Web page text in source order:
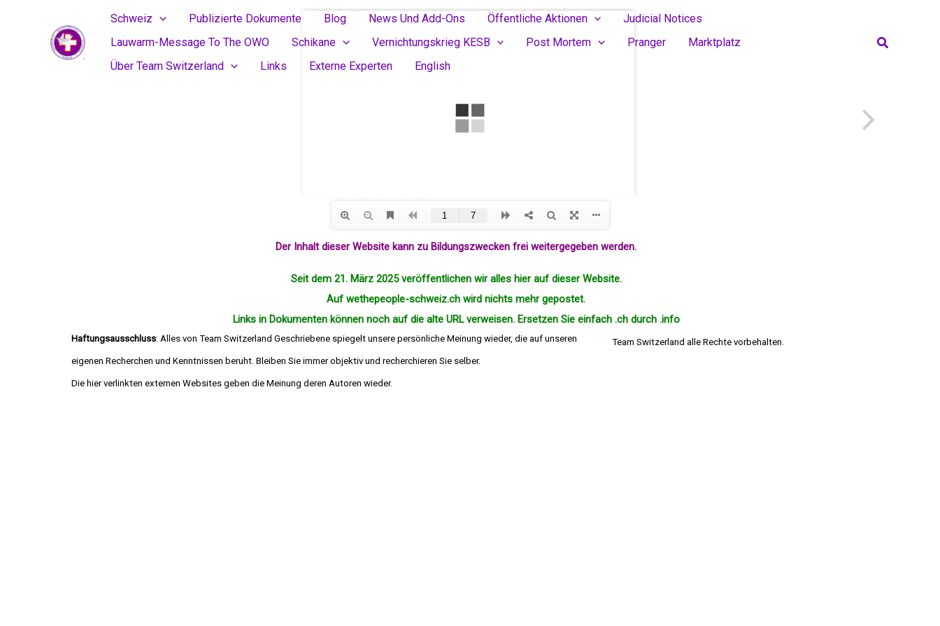
Schweiz Publizierte Dokumente Blog News Und Add-Ons Öffentliche Aktionen
Judicial Notices
Lauwarm-Message To The OWO
Schikane Vernichtungskrieg KESB Post Mortem Pranger
Marktplatz
Über Team Switzerland
Links Externe Experten English
Search
Der Inhalt dieser Website kann zu Bildungszwecken frei weitergegeben werden.
Seit dem 21. März 2025 veröffentlichen wir alles hier auf dieser Website.
Auf wethepeople-schweiz.ch wird nichts mehrgepostet.
Links in Dokumenten können noch auf die alte URL verweisen. Ersetzen Sie einfach .ch durch .info
Haftungsausschluss: Alles von Team Switzerland Geschriebene spiegelt unsere persönliche Meinung wieder, die auf unseren
eigenen Recherchen und Kenntnissen beruht. Bleiben Sie immer objektiv und recherchieren Sie selber.
Die hier verlinkten externen Websites geben die Meinung deren Autoren wieder.
Team Switzerland alle Rechte vorbehalten.